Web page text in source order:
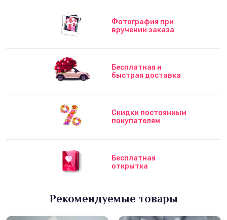
Фотография при
вручении заказа
Бесплатная и
быстрая доставка
Скидки постоянным
покупателям
Бесплатная
открытка
Рекомендуемые товары